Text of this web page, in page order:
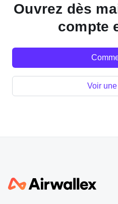
Ouvrez dès
compte
Voir